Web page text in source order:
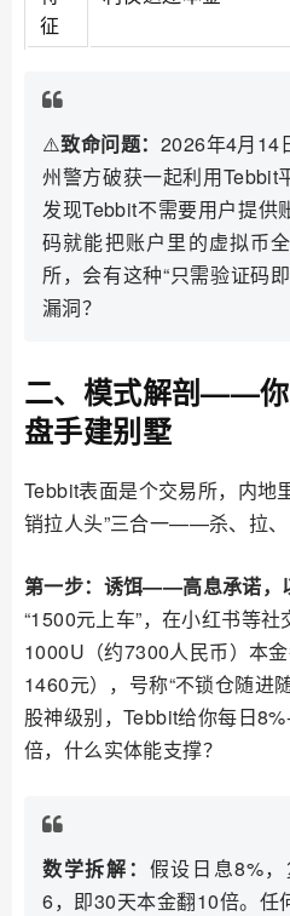
征
⚠️致命问题： 2026年4月14
州警方破获一起利用
发现Tebbit不需要用户提供
码就能把账户里的虚拟币
所，会有这种“只需验证码
漏洞？
二、模式解剖——
盘手建别墅
Tebbit表面是个交易所，内地
销拉人头”三合一——杀、拉、
第一步：诱饵——高息承诺，
“1500元上车”，在小红书等
1000U（约7300人民币）本
1460元），号称“不锁仓随进
股神级别，Tebbit给你每日
倍，什么实体能支撑？
数学拆解： 假设日息8%，
6，即30天本金翻10倍。任